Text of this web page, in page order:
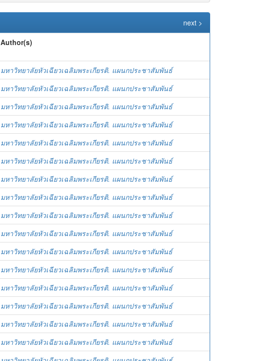
next >
Author(s)
มหาวิทยาลัยหัวเฉียวเฉลิมพระเกียรติ. แผนกประชาสัมพันธ์
มหาวิทยาลัยหัวเฉียวเฉลิมพระเกียรติ. แผนกประชาสัมพันธ์
มหาวิทยาลัยหัวเฉียวเฉลิมพระเกียรติ. แผนกประชาสัมพันธ์
มหาวิทยาลัยหัวเฉียวเฉลิมพระเกียรติ. แผนกประชาสัมพันธ์
มหาวิทยาลัยหัวเฉียวเฉลิมพระเกียรติ. แผนกประชาสัมพันธ์
มหาวิทยาลัยหัวเฉียวเฉลิมพระเกียรติ. แผนกประชาสัมพันธ์
มหาวิทยาลัยหัวเฉียวเฉลิมพระเกียรติ. แผนกประชาสัมพันธ์
มหาวิทยาลัยหัวเฉียวเฉลิมพระเกียรติ. แผนกประชาสัมพันธ์
มหาวิทยาลัยหัวเฉียวเฉลิมพระเกียรติ. แผนกประชาสัมพันธ์
มหาวิทยาลัยหัวเฉียวเฉลิมพระเกียรติ. แผนกประชาสัมพันธ์
มหาวิทยาลัยหัวเฉียวเฉลิมพระเกียรติ. แผนกประชาสัมพันธ์
มหาวิทยาลัยหัวเฉียวเฉลิมพระเกียรติ. แผนกประชาสัมพันธ์
มหาวิทยาลัยหัวเฉียวเฉลิมพระเกียรติ. แผนกประชาสัมพันธ์
มหาวิทยาลัยหัวเฉียวเฉลิมพระเกียรติ. แผนกประชาสัมพันธ์
มหาวิทยาลัยหัวเฉียวเฉลิมพระเกียรติ. แผนกประชาสัมพันธ์
มหาวิทยาลัยหัวเฉียวเฉลิมพระเกียรติ. แผนกประชาสัมพันธ์